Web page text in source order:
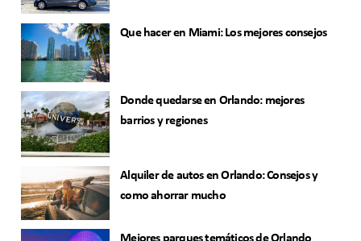
Que hacer en Miami: Los mejores consejos
Donde quedarse en Orlando: mejores
barrios y regiones
Alquiler de autos en Orlando: Consejos y
como ahorrar mucho